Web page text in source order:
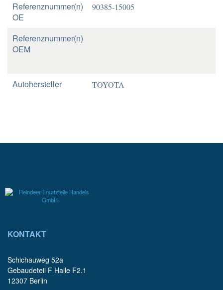
Referenznummer(n)
OE
90385-15005
Referenznummer(n)
OEM
Autohersteller TOYOTA
KONTAKT
Schichauweg 52a
Gebaudeteil F Halle F2.1
12307 Berlin